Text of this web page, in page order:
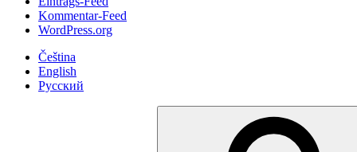
Kommentar-Feed
WordPress.org
Čeština
English
Русский